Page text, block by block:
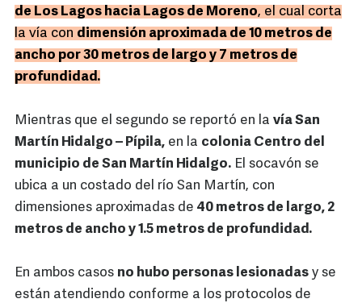
de Los Lagos hacia Lagos de Moreno, el cual corta
la vía con dimensión aproximada de 10 metros de
ancho por 30 metros de largo y 7 metros de
profundidad.
Mientras que el segundo se reportó en la vía San
Martín Hidalgo – Pípila, en la colonia Centro del
municipio de San Martín Hidalgo. El socavón se
ubica a un costado del río San Martín, con
dimensiones aproximadas de 40 metros de largo, 2
metros de ancho y 1.5 metros de profundidad.
En ambos casos no hubo personas lesionadas y se
están atendiendo conforme a los protocolos de